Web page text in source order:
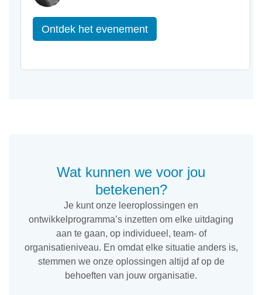
Ontdek het evenement
Wat kunnen we voor jou
betekenen?
Je kunt onze leeroplossingen en
ontwikkelprogramma’s inzetten om elke uitdaging
aan te gaan, op individueel, team- of
organisatieniveau. En omdat elke situatie anders is,
stemmen we onze oplossingen altijd af op de
behoeften van jouw organisatie.